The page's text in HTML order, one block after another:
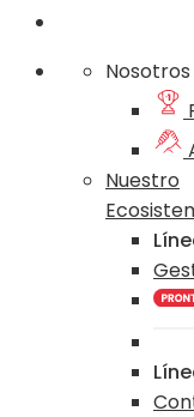
Nosotros
Nuestro